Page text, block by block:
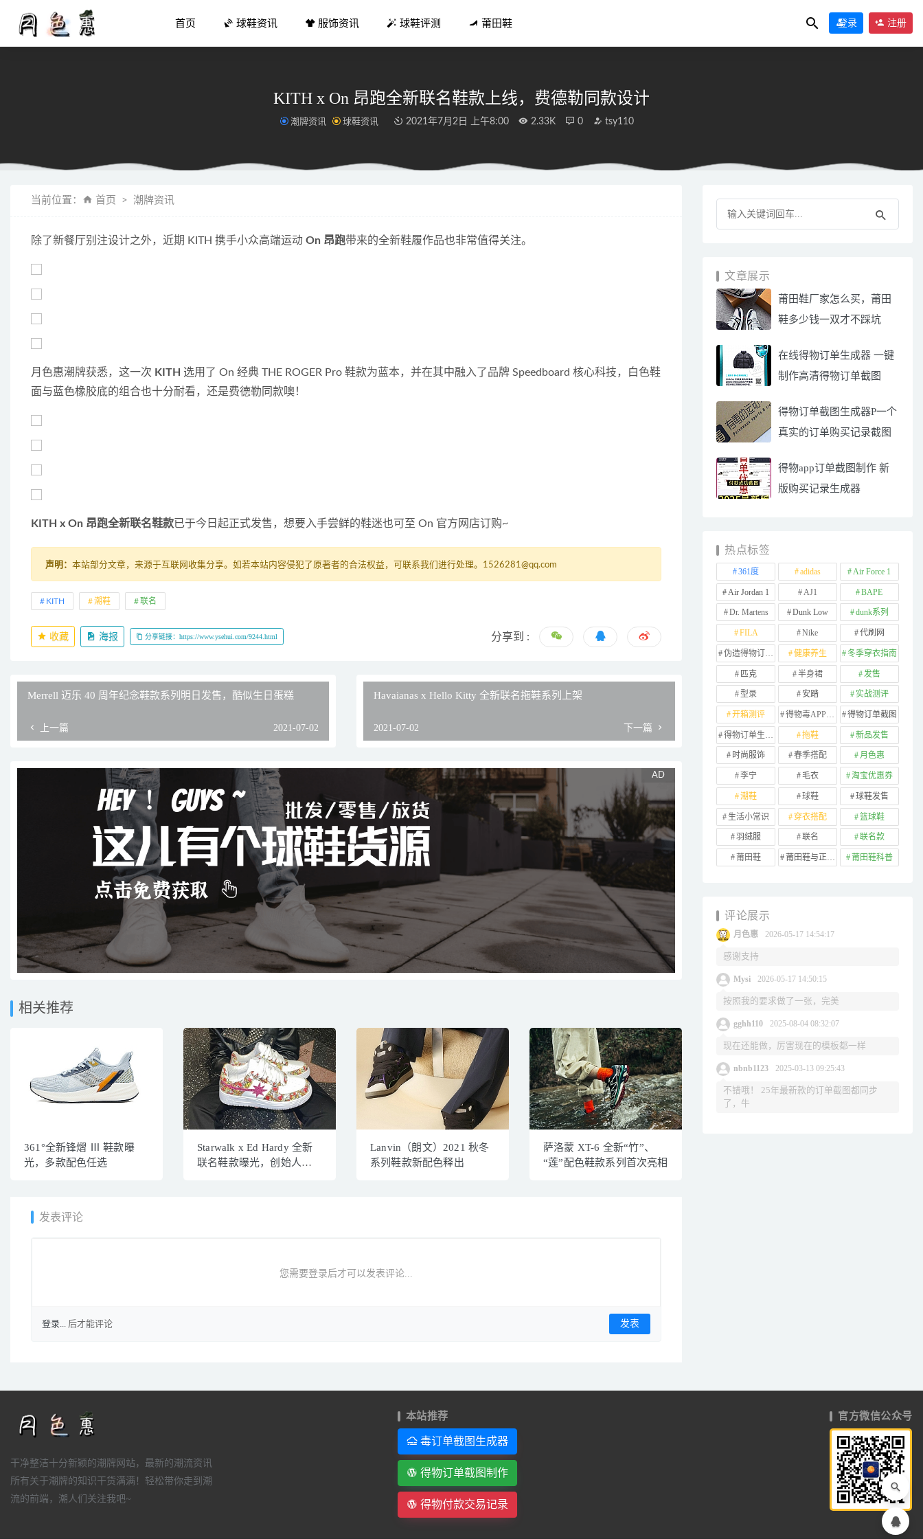
首页 球鞋资讯 服饰资讯 球鞋评测 莆田鞋 登录 注册
KITH x On 昂跑全新联名鞋款上线，费德勒同款设计
潮牌资讯 球鞋资讯 2021年7月2日 上午8:00 2.33K 0 tsy110
当前位置： 首页 潮牌资讯
除了新餐厅别注设计之外，近期 KITH 携手小众高端运动 On 昂跑带来的全新鞋履作品也非常值得关注。
月色惠潮牌获悉，这一次 KITH 选用了 On 经典 THE ROGER Pro 鞋款为蓝本，并在其中融入了品牌 Speedboard 核心科技，白色鞋
面与蓝色橡胶底的组合也十分耐看，还是费德勒同款噢！
KITH x On 昂跑全新联名鞋款已于今日起正式发售，想要入手尝鲜的鞋迷也可至 On 官方网店订购~
声明： 本站部分文章，来源于互联网收集分享。如若本站内容侵犯了原著者的合法权益，可联系我们进行处理。1526281@qq.com
KITH 潮鞋 联名
收藏 海报 分享链接：https://www.ysehui.com/9244.html 分享到 :
Merrell 迈乐 40 周年纪念鞋款系列明日发售，酷似生日蛋糕
上一篇 2021-07-02
Havaianas x Hello Kitty 全新联名拖鞋系列上架
2021-07-02 下一篇
相关推荐
361°全新锋熠 Ⅲ 鞋款曝
光，多款配色任选
Starwalk x Ed Hardy 全新
联名鞋款曝光，创始人亲
Lanvin（朗文）2021 秋冬
系列鞋款新配色释出
萨洛蒙 XT-6 全新“竹”、
“莲”配色鞋款系列首次亮相
发表评论
您需要登录后才可以发表评论...
登录... 后才能评论
文章展示
莆田鞋厂家怎么买，莆田
鞋多少钱一双才不踩坑
在线得物订单生成器 一键
制作高清得物订单截图
得物订单截图生成器P一个
真实的订单购买记录截图
得物app订单截图制作 新
版购买记录生成器
热点标签
361度 adidas Air Force 1
Air Jordan 1 AJ1 BAPE
Dr. Martens Dunk Low dunk系列
FILA Nike 代刷网
伪造得物订单截图 健康养生 冬季穿衣指南
匹克 半身裙 发售
型录 安踏 实战测评
开箱测评 得物毒APP订单 得物订单截图
得物订单生成器 拖鞋 新品发售
时尚服饰 春季搭配 月色惠
李宁 毛衣 淘宝优惠券
潮鞋 球鞋 球鞋发售
生活小常识 穿衣搭配 篮球鞋
羽绒服 联名 联名款
莆田鞋 莆田鞋与正品对比 莆田鞋科普
评论展示
月色惠 2026-05-17 14:54:17
感谢支持
Mysi 2026-05-17 14:50:15
按照我的要求做了一张，完美
gghh110 2025-08-04 08:32:07
现在还能做，厉害现在的模板都一样
nbnb1123 2025-03-13 09:25:43
不错哦！ 25年最新款的订单截图都同步
了，牛
干净整洁十分新颖的潮牌网站，最新的潮流资讯
所有关于潮牌的知识干货满满！轻松带你走到潮
流的前端，潮人们关注我吧~
本站推荐
毒订单截图生成器
得物订单截图制作
得物付款交易记录
官方微信公众号